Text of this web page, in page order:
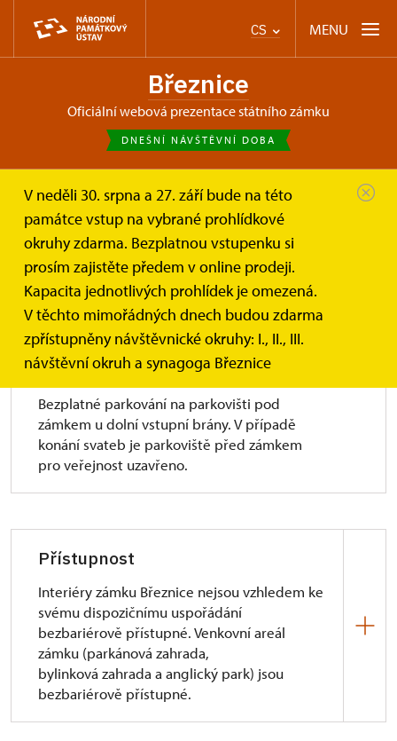
CS MENU
Březnice
oficiální webová prezentace státního zámku
DNEŠNÍ NÁVŠTĚVNÍ DOBA
V neděli 30. srpna a 27. září bude na této
památce vstup na vybrané prohlídkové
okruhy zdarma. Bezplatnou vstupenku si
prosím zajistěte předem v online prodeji.
Kapacita jednotlivých prohlídek je omezená.
V těchto mimořádných dnech budou zdarma
zpřístupněny návštěvnické okruhy: I., II., III.
návštěvní okruh a synagoga Březnice
Březnice Informace pro návštěvníky
Informace pro návštěvníky
Parkování
Bezplatné parkování na parkovišti pod
zámkem u dolní vstupní brány. V případě
konání svateb je parkoviště před zámkem
pro veřejnost uzavřeno.
Přístupnost
Interiéry zámku Březnice nejsou vzhledem ke
svému dispozičnímu uspořádání
bezbariérově přístupné. Venkovní areál
zámku (parkánová zahrada,
bylinková zahrada a anglický park) jsou
bezbariérově přístupné.